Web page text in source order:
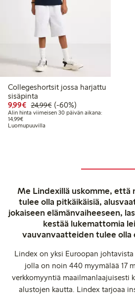
Collegeshortsit jossa harjattu
sisäpinta
9,99€ Alennettu hinta: 9,99 €
24,99€Normaalihinta: 24,99 €
60% alennus
(-60%)
Alin hinta viimeisen 30 päivän aikana:
14,99€Alin hinta viimeisen 30 päivän aikana: 14,99 €
Luomupuuvilla
Me Lindexillä uskomme, että
tulee olla pitkäikäisiä,
jokaiseen elämänvaiheeseen,
kestää lukemattomia
vauvanvaatteiden tulee olla
Lindex on yksi Euroopan
jolla on noin 440 myymälää 17
verkkomyyntiä maailmanlaajuisesti
alustojen kautta. Lindex tarjoaa